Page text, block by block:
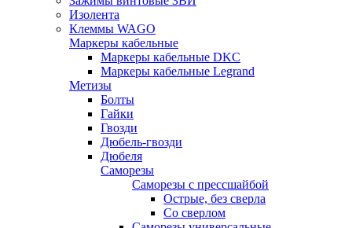
Изолента
Клеммы WAGO
Маркеры кабельные
Маркеры кабельные DKC
Маркеры кабельные Legrand
Метизы
Болты
Гайки
Гвозди
Дюбель-гвозди
Дюбеля
Саморезы
Саморезы с прессшайбой
Острые, без сверла
Со сверлом